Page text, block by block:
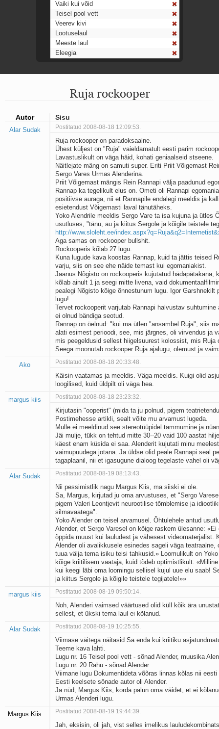
Vaiki kui võid
Teisel pool vett
Veerev kivi
Lootuselaul
Meeste laul
Eleegia
Ahtumine
Mu isamaa on minu arm
Ma mustas öös näen...
Aeg
Oota mind
Ih-ih-hii ja ah-ah-haa
Päikeselapsed
Laul võimalusest
Luigelaul
Nii vaikseks kõik on jäänud
Mis saab sellest loomusevalust
Ei mullast
Avanemine
Üleminek
Laul teost
Põhi, lõuna, ida, lääs
Elupõline kaja
Omaette
Perekondlik
Kassimäng
Läänemere lained
Üle müüri
Valgusemaastikud
Kaks pihtimust
Ahtumine
Braueri lint
Ruja rockooper
Autor Sisu
Alar Sudak Postitatud 2008-08-18 12:09:53.
Ruja rockooper on paradoksaalne.
Ühest küljest on "Ruja" vaieldamatult eesti parim
Lavastuslikult on väga häid, kohati geniaalseid stseene.
Näitlejate mäng on samuti super. Eriti Priit Võigemast
Sergo Vares Urmas Alenderina.
Priit Võigemast mängis Rein Rannapi välja paadunud
Rannap ka tegelikult elus on. Ometi oli Rannapi
positiivse auraga, nii et Rannapile endalegi meeldis ja
esietendust Võigemasti laval tänutäheks.
Yoko Alendrile meeldis Sergo Vare ta isa kujuna ja ütles
usutluses, "tänu, au ja kiitus Sergole ja kõigile teistele
http://www.sloleht.ee/
Aga samas on rockooper bullshit.
Rockooperis kõlab 27 lugu.
Kuna lugude kava koostas Rannap, kuid ta jättis teised
varju, siis on see ehe näide temast kui egomaniakist.
Jaanus Nõgisto on rockooperis kujutatud hädapätakana,
kõlab ainult 1 ja seegi mitte livena, vaid
pealegi Nõgisto kõige õnnestunum lugu. Igor Garshnekilt
lugu!
Tervet rockooperit varjutab Rannapi halvustav suhtumine
ei olnud bändiga seotud.
Rannap on öelnud: "kui ma ütlen "ansambel Ruja", siis
alati esimest perioodi, see, mis järgnes, oli virvendus ja
mis peegeldusid sellest hiigelsuurest kolossist, mis Ruja
Seega moonutab rockooper Ruja ajalugu, olemust ja
Ako Postitatud 2008-08-18 20:33:48.
Käisin vaatamas ja meeldis. Väga meeldis. Kuigi olid
loogilised, kuid üldpilt oli väga hea.
margus kiis Postitatud 2008-08-18 23:23:32.
Kirjutasin "ooperist" (mida ta ju polnud, pigem
Postimehesse artikli, sealt võite mu arvamust lugeda.
Mulle ei meeldinud see stereotüüpidel tammumine ja
Jäi mulje, tükk on tehtud mitte 30--20 vaid 100 aastat
käest enam küsida ei saa. Alenderit kujutati minu
vaimupuudega jotana. Ja üldse olid peale Rannapi seal
tagaplaanil, nii et igasugune dialoog tegelaste vahel oli
Alar Sudak Postitatud 2008-08-19 08:13:43.
Nii pessimistlik nagu Margus Kiis, ma siiski ei ole.
Sa, Margus, kirjutad ju oma arvustuses, et "Sergo
pigem Valeri Leontjevit neurootilise tõmblemise ja
silmavaatega".
Yoko Alender on teisel arvamusel. Õhtulehele antud
Alender, et Sergo Varesel on kõige raskem ülesanne: «Ei
õppida muust kui lauludest ja vähesest videomaterjalist.
Alender oli avalikkusele esinedes sageli väga teatraalne,
tuua välja tema isiku teisi tahkusid.» Loomulikult on
kõige kriitilisem vaataja, kuid tõdeb optimistlikult:
kui keegi läbi oma loomingu sellisel kujul uue elu saab!
ja kiitus Sergole ja kõigile teistele tegijatele!»»
margus kiis Postitatud 2008-08-19 09:50:14.
Noh, Alenderi vaimsed väärtused olid küll kõik ära
sellest, et ükski tema laul ei kõlanud.
Alar Sudak Postitatud 2008-08-19 10:25:55.
Viimase väitega näitasid Sa enda kui kriitiku
Teeme kava lahti.
Lugu nr. 16 Teisel pool vett - sõnad Alender, muusika
Lugu nr. 20 Rahu - sõnad Alender
Viimane lugu Dokumentideta võõras linnas kõlas nii
Eesti keelsete sõnade autor oli Alender.
Ja nüd, Margus Kiis, korda palun oma väidet, et ei
Urmas Alenderi lugu.
Margus Kiis Postitatud 2008-08-19 19:44:39.
Jah, eksisin, oli jah, vist selles imelikus